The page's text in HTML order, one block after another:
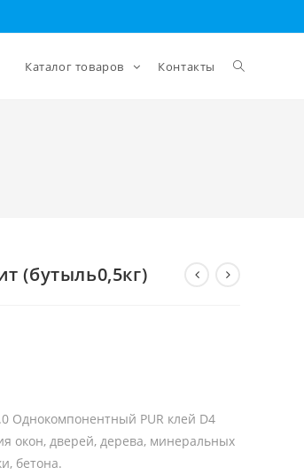
Каталог товаров Контакты
(бутыль0,5кг)
Однокомпонентный PUR клей D4
окон, дверей, дерева, минеральных
бетона.